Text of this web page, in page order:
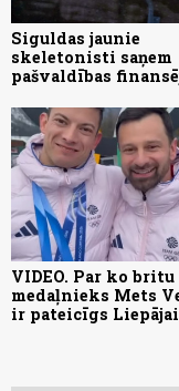
Siguldas jaunie
skeletonisti saņem
pašvaldības
VIDEO. Par ko
medaļnieks Mets
ir pateicīgs